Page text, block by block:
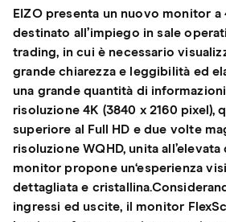
EIZO presenta un nuovo monitor a
destinato all’impiego in sale
trading, in cui è necessario
grande chiarezza e leggibilità ed
una grande quantità di
risoluzione 4K (3840 x 2160 pixel),
superiore al Full HD e due volte
risoluzione WQHD, unita all’elevata
monitor propone un‘esperienza
dettagliata e
ingressi ed uscite, il monitor